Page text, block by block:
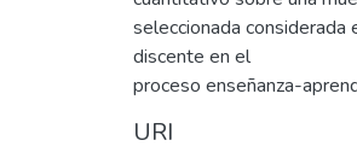
seleccionada
discente en el
proceso enseñanza-
URI